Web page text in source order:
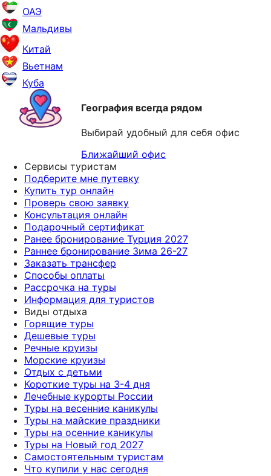
ОАЭ
Мальдивы
Китай
Вьетнам
Куба
География всегда рядом
Выбирай удобный для себя офис
Ближайший офис
Сервисы туристам
Подберите мне путевку
Купить тур онлайн
Проверь свою заявку
Консультация онлайн
Подарочный сертификат
Ранее бронирование Турция 2027
Раннее бронирование Зима 26-27
Заказать трансфер
Способы оплаты
Рассрочка на туры
Информация для туристов
Виды отдыха
Горящие туры
Дешевые туры
Речные круизы
Морские круизы
Отдых с детьми
Короткие туры на 3-4 дня
Лечебные курорты России
Туры на весенние каникулы
Туры на майские праздники
Туры на осенние каникулы
Туры на Новый год 2027
Самостоятельным туристам
Что купили у нас сегодня